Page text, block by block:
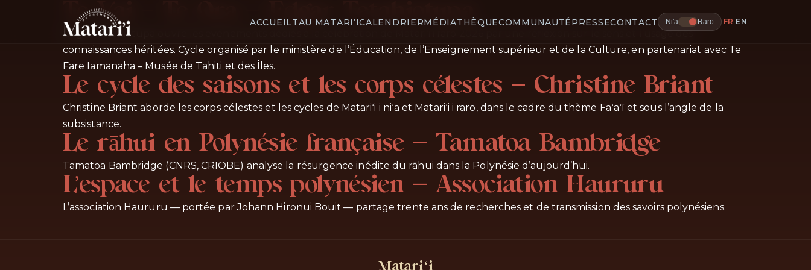
ACCUEILTAU MATARI’ICALENDRIERMÉDIATHÈQUECOMMUNAUTÉPRESSECONTACT Ni'a Raro FR EN
Te Vai – Te Ora — Edgar Tetahiotupa
Edgar Tetahiotupa ouvre les événements dédiés à la célébration de Matariʻi i raro 2026 par une réflexion sur le sens et l’usage des
connaissances héritées. Cycle organisé par le ministère de l’Éducation, de l’Enseignement supérieur et de la Culture, en partenariat avec Te
Fare Iamanaha – Musée de Tahiti et des Îles.
Le cycle des saisons et les corps célestes — Christine Briant
Christine Briant aborde les corps célestes et les cycles de Matariʻi i niʻa et Matariʻi i raro, dans le cadre du thème Faʻaʻī et sous l’angle de la
subsistance.
Le rāhui en Polynésie française — Tamatoa Bambridge
Tamatoa Bambridge (CNRS, CRIOBE) analyse la résurgence inédite du rāhui dans la Polynésie d’aujourd’hui.
L’espace et le temps polynésien — Association Haururu
L’association Haururu — portée par Johann Hironui Bouit — partage trente ans de recherches et de transmission des savoirs polynésiens.